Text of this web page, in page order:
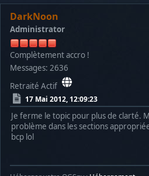
DarkNoon
Administrator
Complètement accro !
Messages: 2636
Retraité Actif
17 Mai 2012, 12:09:23
Je ferme le topic pour plus de clarté.
problème dans les sections
bcp lol